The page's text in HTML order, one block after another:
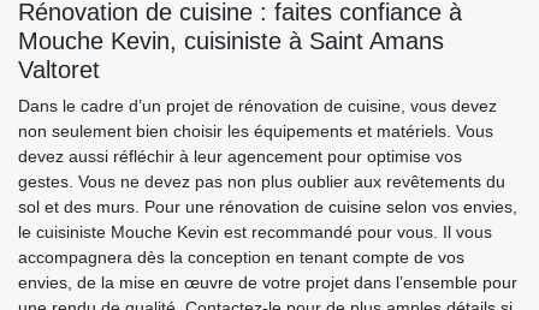
Rénovation de cuisine : faites confiance à
Mouche Kevin, cuisiniste à Saint Amans
Valtoret
Dans le cadre d’un projet de rénovation de cuisine, vous devez
non seulement bien choisir les équipements et matériels. Vous
devez aussi réfléchir à leur agencement pour optimise vos
gestes. Vous ne devez pas non plus oublier aux revêtements du
sol et des murs. Pour une rénovation de cuisine selon vos envies,
le cuisiniste Mouche Kevin est recommandé pour vous. Il vous
accompagnera dès la conception en tenant compte de vos
envies, de la mise en œuvre de votre projet dans l’ensemble pour